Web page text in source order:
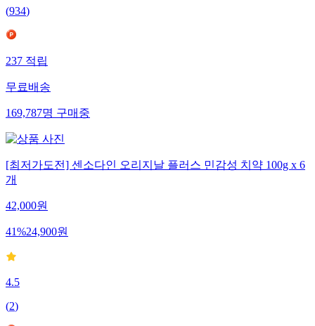
(934)
237적립
무료배송
169,787명구매중
[최저가도전] 센소다인 오리지날 플러스 민감성 치약 100g x 6
개
42,000원
41%24,900원
4.5
(2)